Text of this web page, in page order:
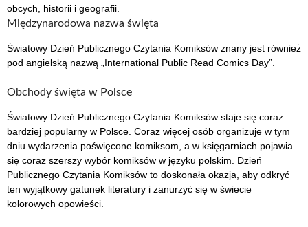
obcych, historii i geografii.
Międzynarodowa nazwa święta
Światowy Dzień Publicznego Czytania Komiksów znany jest również
pod angielską nazwą „International Public Read Comics Day”.
Obchody święta w Polsce
Światowy Dzień Publicznego Czytania Komiksów staje się coraz
bardziej popularny w Polsce. Coraz więcej osób organizuje w tym
dniu wydarzenia poświęcone komiksom, a w księgarniach pojawia
się coraz szerszy wybór komiksów w języku polskim. Dzień
Publicznego Czytania Komiksów to doskonała okazja, aby odkryć
ten wyjątkowy gatunek literatury i zanurzyć się w świecie
kolorowych opowieści.